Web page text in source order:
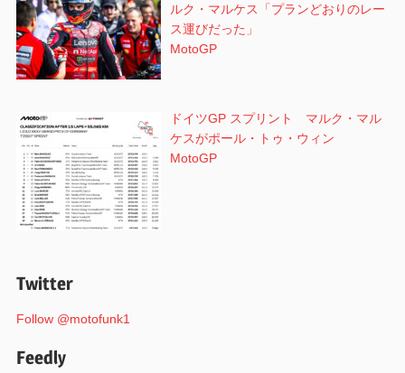
ルク・マルケス「プランどおりのレー
ス運びだった」
MotoGP
ドイツGP スプリント マルク・マル
ケスがポール・トゥ・ウィン
MotoGP
Twitter
Follow @motofunk1
Feedly